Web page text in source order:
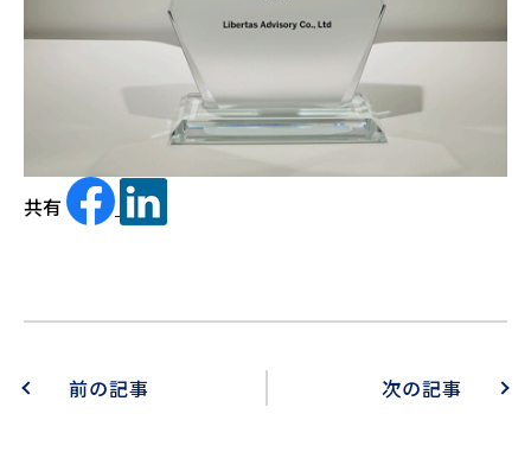
共有
前の記事 次の記事